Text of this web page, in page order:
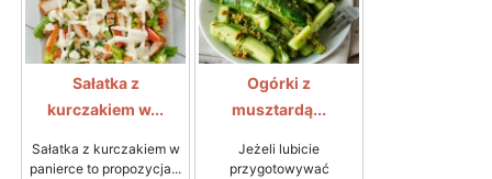
Sałatka z
kurczakiem w...
Sałatka z kurczakiem w
panierce to propozycja...
Ogórki z
musztardą...
Jeżeli lubicie
przygotowywać